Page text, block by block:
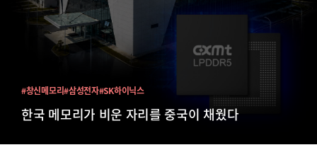
한국 메모리가 비운 자리를 중국이 채웠다
#창신메모리#삼성전자#SK하이닉스